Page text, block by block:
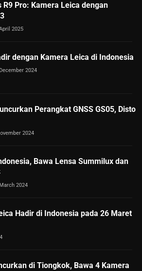
R9 Pro: Kamera Leica dengan
2025
dengan Kamera Leica di Indonesia
2024
Perangkat GNSS GS05, Disto
2024
Bawa Lensa Summilux dan
2024
Hadir di Indonesia pada 26 Maret
di Tiongkok, Bawa 4 Kamera